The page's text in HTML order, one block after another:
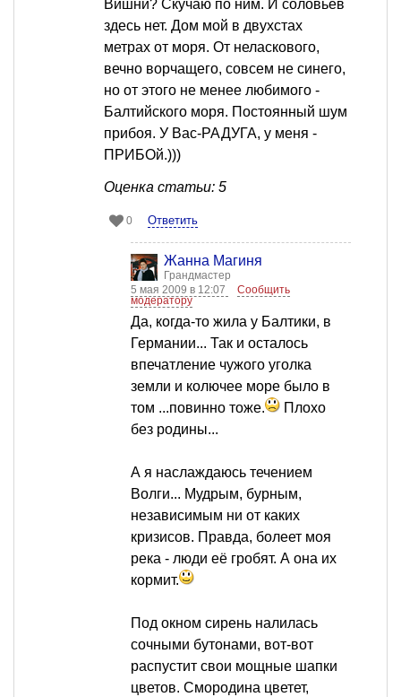
Вишни? Скучаю по ним. И соловьев
здесь нет. Дом мой в двухстах
метрах от моря. От неласкового,
вечно ворчащего, совсем не синего,
но от этого не менее любимого -
Балтийского моря. Постоянный шум
прибоя. У Вас-РАДУГА, у меня -
ПРИБОй.)))
Оценка статьи: 5
0 Ответить
Жанна Магиня
Грандмастер
5 мая 2009 в 12:07
Сообщить
модератору
Да, когда-то жила у Балтики, в
Германии... Так и осталось
впечатление чужого уголка
земли и колючее море было в
том ...повинно тоже.
Плохо
без родины...
А я наслаждаюсь течением
Волги... Мудрым, бурным,
независимым ни от каких
кризисов. Правда, болеет моя
река - люди её гробят. А она их
кормит.
Под окном сирень налилась
сочными бутонами, вот-вот
распустит свои мощные шапки
цветов. Смородина цветет,